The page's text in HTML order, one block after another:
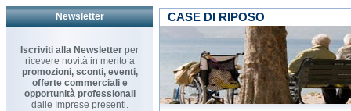
Newsletter
Iscriviti alla Newsletter per
ricevere novità in merito a
promozioni, sconti, eventi,
offerte commerciali e
opportunità professionali
dalle Imprese presenti.
CASE DI RIPOSO